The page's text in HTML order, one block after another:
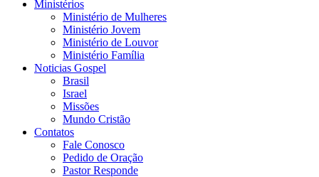
Ministérios
Ministério de Mulheres
Ministério Jovem
Ministério de Louvor
Ministério Família
Noticias Gospel
Brasil
Israel
Missões
Mundo Cristão
Contatos
Fale Conosco
Pedido de Oração
Pastor Responde